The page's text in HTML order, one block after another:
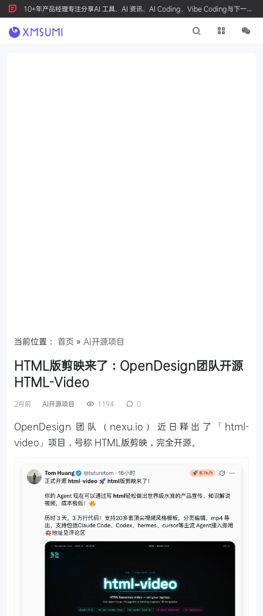
10+年产品经理专注分享AI 工具、AI 资讯、AI Coding、Vibe Coding与下一代
产品创新，按 Ctrl+D 收藏我们
当前位置： 首页 » AI开源项目
HTML版剪映来了：OpenDesign团队开源
HTML-Video
2月前 AI开源项目 1194 0
OpenDesign 团队（nexu.io）近日释出了「html-
video」项目，号称 HTML版剪映，完全开源。